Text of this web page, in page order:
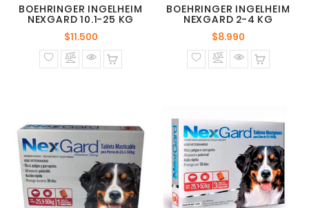
BOEHRINGER INGELHEIM
NEXGARD 10.1-25 KG
$11.500Precio
normal
BOEHRINGER INGELHEIM
NEXGARD 2-4 KG
$8.990
normal